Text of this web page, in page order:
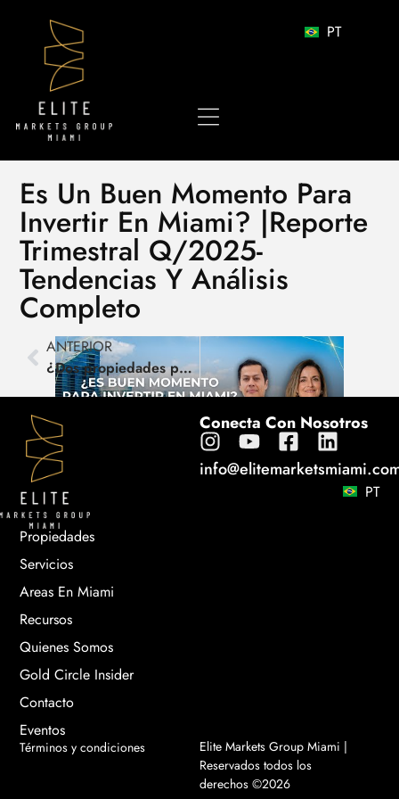
PT
Es Un Buen Momento Para
Invertir En Miami? |Reporte
Trimestral Q/2025-
Tendencias Y Análisis
Completo
ANTERIOR
¿Dos propiedades por el precio de una en Miami? Descúbrelo aquí
Propiedades
Servicios
Areas En Miami
Recursos
Quienes Somos
Gold Circle Insider
Contacto
Eventos
Conecta Con Nosotros
PT
Términos y condiciones
Elite Markets Group Miami |
Reservados todos los
derechos ©2026